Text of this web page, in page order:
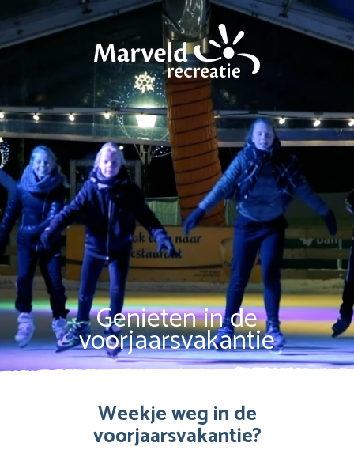
Genieten in de
voorjaarsvakantie
Weekje weg in de
voorjaarsvakantie?